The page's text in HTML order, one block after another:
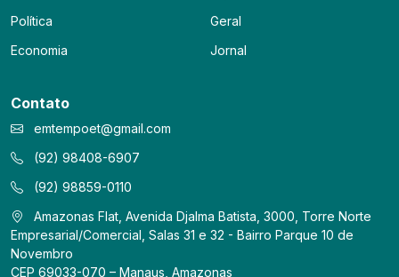
Política
Economia
Geral
Jornal
Contato
emtempoet@gmail.com
(92) 98408-6907
(92) 98859-0110
Amazonas Flat, Avenida Djalma Batista, 3000, Torre Norte
Empresarial/Comercial, Salas 31 e 32 - Bairro Parque 10 de
Novembro
CEP 69033-070 – Manaus, Amazonas